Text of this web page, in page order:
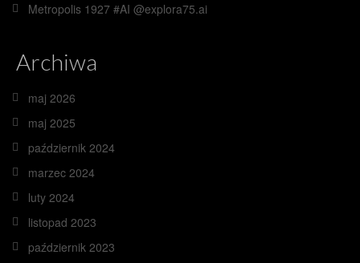
Metropolis 1927 #AI @explora75.ai
Archiwa
maj 2026
maj 2025
październik 2024
marzec 2024
luty 2024
listopad 2023
październik 2023